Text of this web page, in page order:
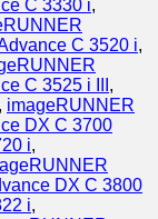
C 3330 i,
C 3520 i,
C 3525 i III ,
, imageRUNNER
DX C 3700
i,
DX C 3800
i,